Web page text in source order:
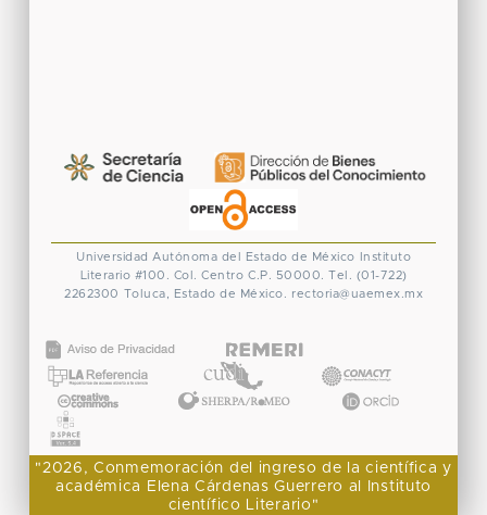
Universidad Autónoma del Estado de México
Instituto
Literario #100. Col. Centro C.P. 50000. Tel. (01-722)
2262300 Toluca, Estado de México. rectoria@uaemex.mx
"2026, Conmemoración del ingreso de la científica y
académica Elena Cárdenas Guerrero al Instituto
científico Literario"